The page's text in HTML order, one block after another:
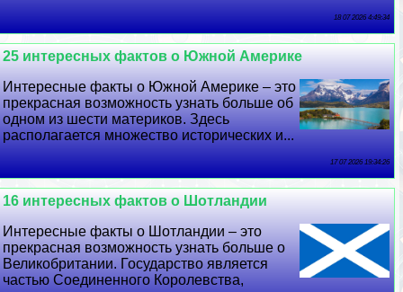
18 07 2026 4:49:34
25 интересных фактов о Южной Америке
Интересные факты о Южной Америке – это
прекрасная возможность узнать больше об
одном из шести материков. Здесь
располагается множество исторических и...
17 07 2026 19:34:26
16 интересных фактов о Шотландии
Интересные факты о Шотландии – это
прекрасная возможность узнать больше о
Великобритании. Государство является
частью Соединенного Королевства,